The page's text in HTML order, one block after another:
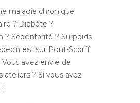
maladie chronique
? Diabète ?
? Sédentarité ? Surpoids
est sur Pont-Scorff
avez envie de
ateliers ? Si vous avez
!